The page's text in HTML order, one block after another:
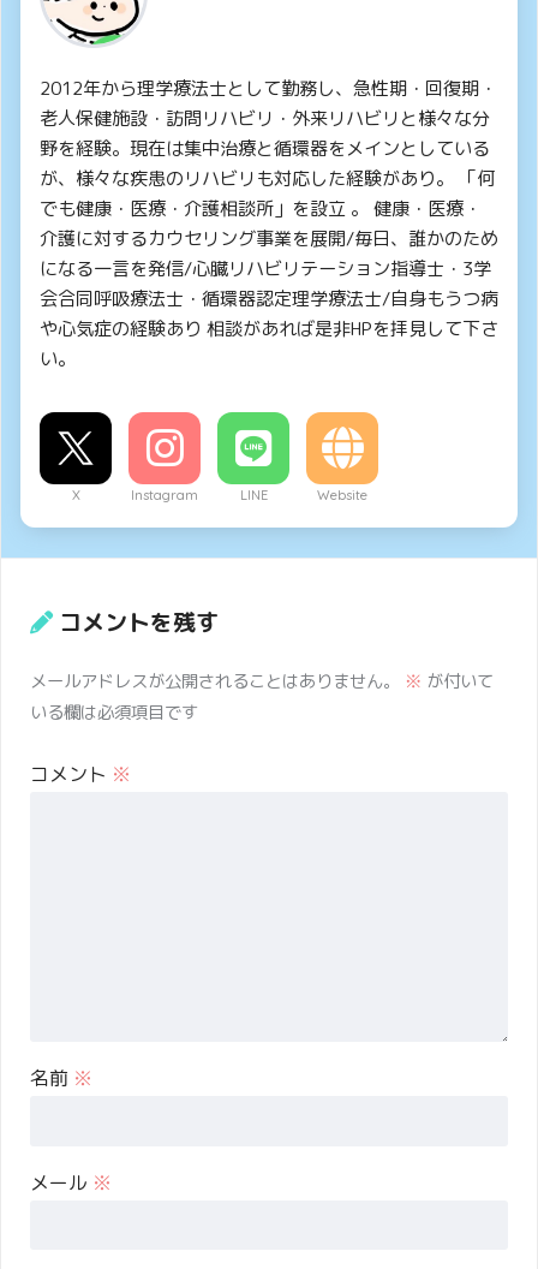
2012年から理学療法士として勤務し、急性期・回復期・
老人保健施設・訪問リハビリ・外来リハビリと様々な分
野を経験。現在は集中治療と循環器をメインとしている
が、様々な疾患のリハビリも対応した経験があり。 「何
でも健康・医療・介護相談所」を設立 。 健康・医療・
介護に対するカウセリング事業を展開/毎日、誰かのため
になる一言を発信/心臓リハビリテーション指導士・3学
会合同呼吸療法士・循環器認定理学療法士/自身もうつ病
や心気症の経験あり 相談があれば是非HPを拝見して下さ
い。
X Instagram LINE Website
コメントを残す
メールアドレスが公開されることはありません。 ※ が付いて
いる欄は必須項目です
コメント ※
名前 ※
メール ※